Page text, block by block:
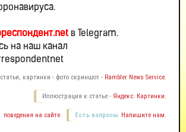
в Telegram.
на наш канал
картинки - фото скриншот - Rambler News Service.
Иллюстрация к статье - Яндекс. Картинки.
Есть вопросы. Напишите нам.
поведения на сайте.